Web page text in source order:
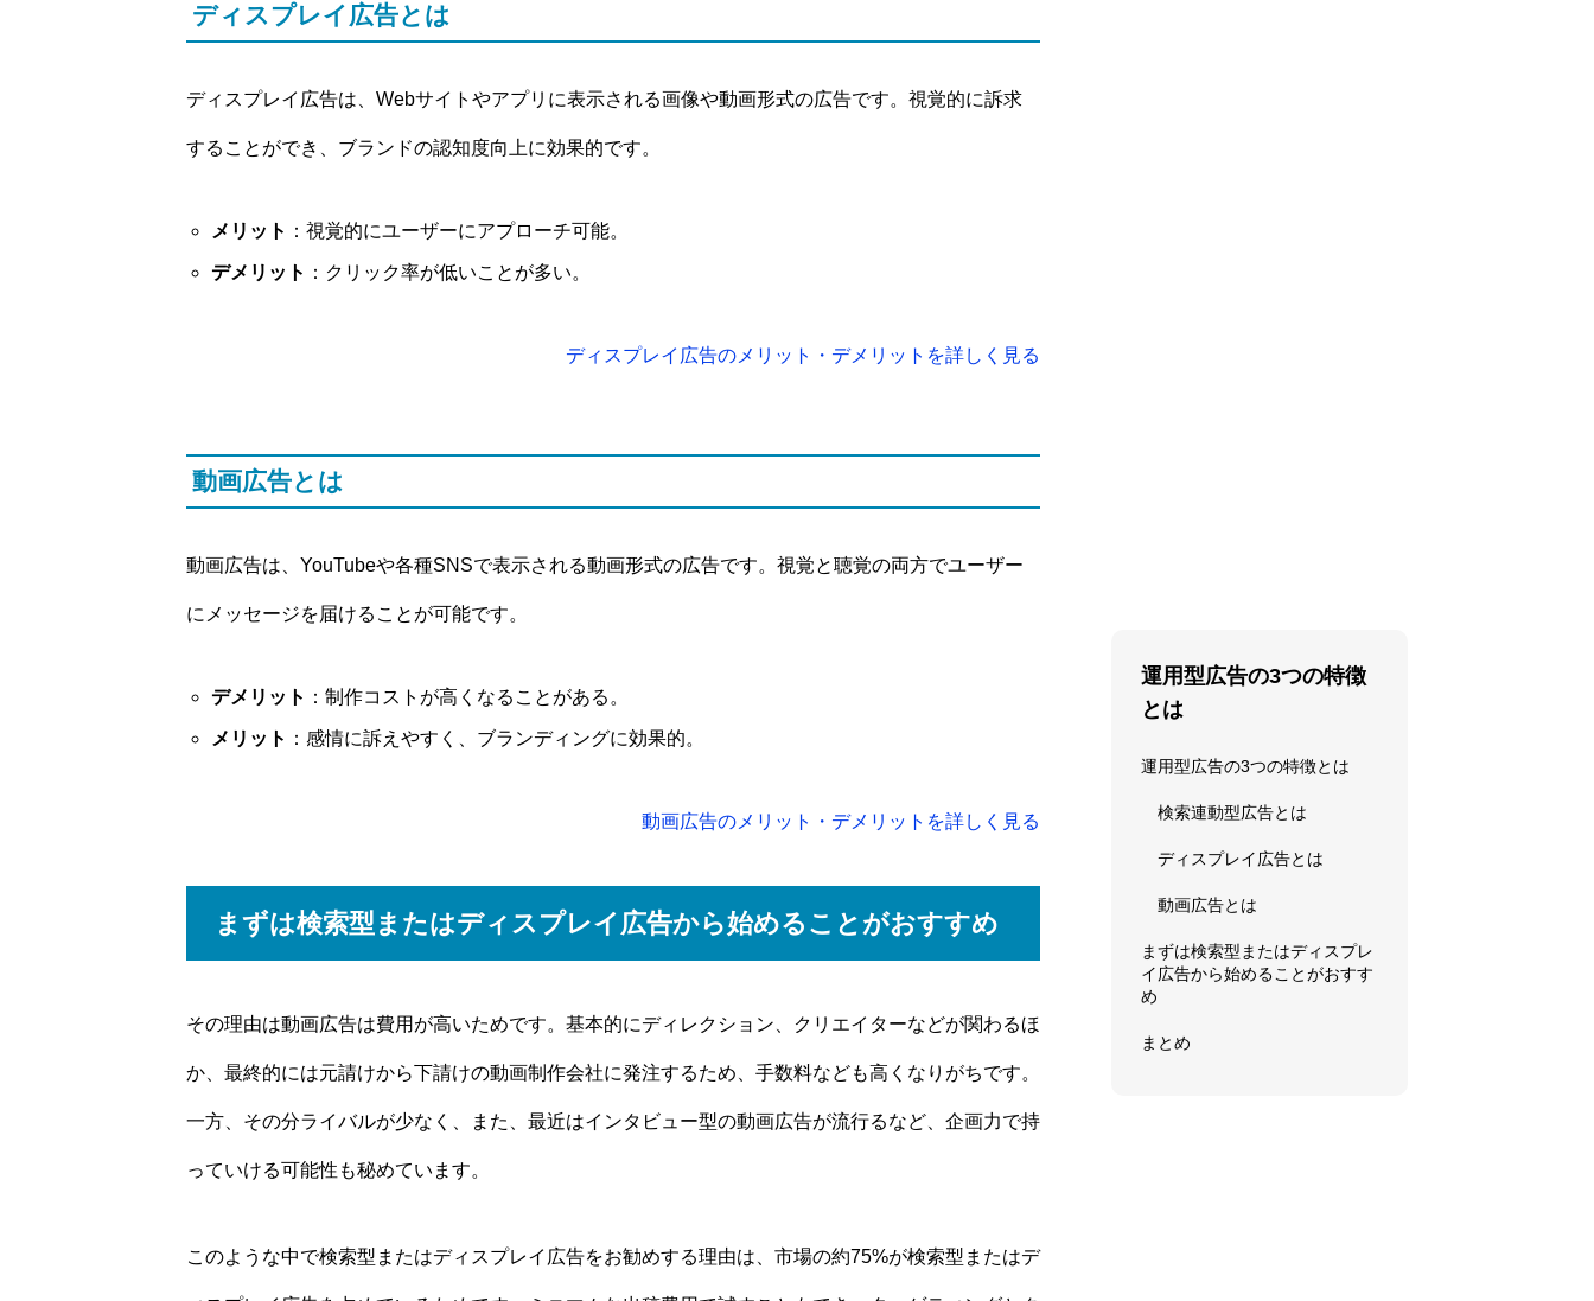
ディスプレイ広告とは
ディスプレイ広告は、Webサイトやアプリに表示される画像や動画形式の広告です。視覚的に訴求
することができ、ブランドの認知度向上に効果的です。
メリット ：視覚的にユーザーにアプローチ可能。
デメリット ：クリック率が低いことが多い。
ディスプレイ広告のメリット・デメリットを詳しく見る
動画広告とは
動画広告は、YouTubeや各種SNSで表示される動画形式の広告です。視覚と聴覚の両方でユーザー
にメッセージを届けることが可能です。
デメリット ：制作コストが高くなることがある。
メリット ：感情に訴えやすく、ブランディングに効果的。
動画広告のメリット・デメリットを詳しく見る
まずは検索型またはディスプレイ広告から始めることがおすすめ
その理由は動画広告は費用が高いためです。基本的にディレクション、クリエイターなどが関わるほ
か、最終的には元請けから下請けの動画制作会社に発注するため、手数料なども高くなりがちです。
一方、その分ライバルが少なく、また、最近はインタビュー型の動画広告が流行るなど、企画力で持
っていける可能性も秘めています。
このような中で検索型またはディスプレイ広告をお勧めする理由は、市場の約75%が検索型またはデ
運用型広告の3つの特徴
とは
運用型広告の3つの特徴とは
検索連動型広告とは
ディスプレイ広告とは
動画広告とは
まずは検索型またはディスプレ
イ広告から始めることがおすす
め
まとめ